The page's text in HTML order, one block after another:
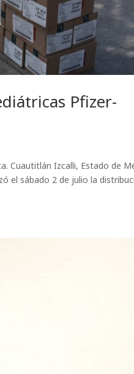
Pfizer-
Cuautitlán Izcalli, Estado de
el sábado 2 de julio la